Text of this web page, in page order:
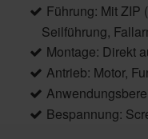
Führung: Mit ZIP
Seilführung,
Montage: Direkt
Antrieb: Motor,
Bespannung: